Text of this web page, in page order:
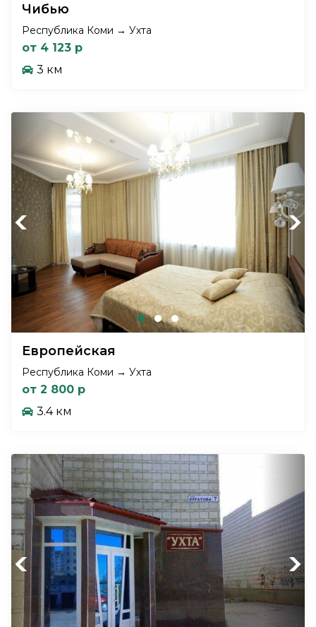
Чибью
Республика Коми → Ухта
от 4 123 р
3 км
Previous Next
Европейская
Республика Коми → Ухта
от 2 800 р
3.4 км
Previous Next